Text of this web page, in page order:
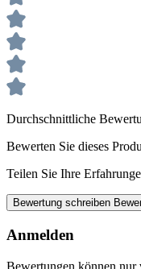
Durchschnittliche
Bewerten Sie dieses
Teilen Sie Ihre
Bewertung schreiben
Anmelden
Bewertungen können nur